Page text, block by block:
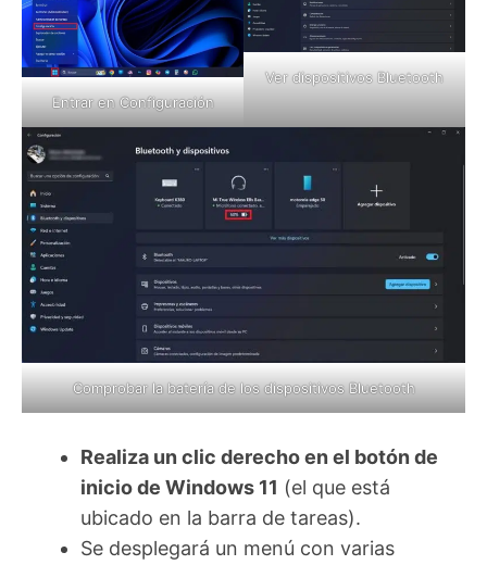
Entrar en Configuración
Ver dispositivos Bluetooth
Comprobar la batería de los dispositivos Bluetooth
Realiza un clic derecho en el botón de
inicio de Windows 11 (el que está
ubicado en la barra de tareas).
Se desplegará un menú con varias